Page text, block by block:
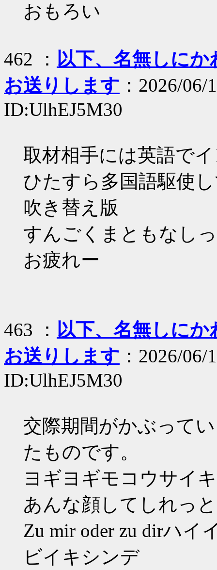
おもろい
462 ： 以下、名無しに
お送りします ：2026/
ID:UlhEJ5M30
取材相手には英語で
ひたすら多国語駆使
吹き替え版
すんごくまともなし
お疲れー
463 ： 以下、名無しに
お送りします ：2026/
ID:UlhEJ5M30
交際期間がかぶって
たものです。
ヨギヨギモコウサイ
あんな顔してしれっ
Zu mir oder zu dirハイ
ビイキシンデ